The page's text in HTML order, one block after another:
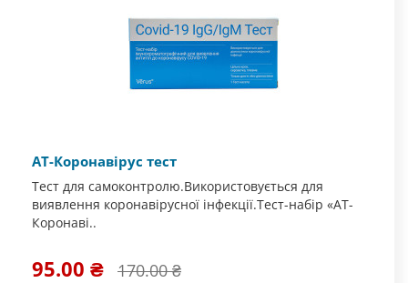
АТ-Коронавірус тест
Тест для самоконтролю.Використовується для
виявлення коронавірусної інфекції.Тест-набір «АТ-
Коронаві..
95.00 ₴ 170.00 ₴